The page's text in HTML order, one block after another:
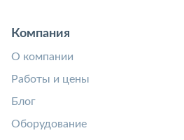
Компания
О компании
Работы и цены
Блог
Оборудование